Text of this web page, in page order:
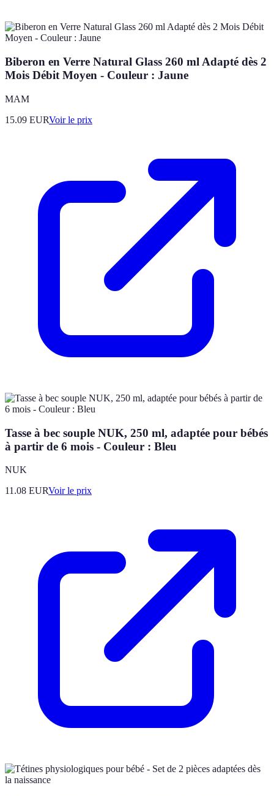
Biberon en Verre Natural Glass 260 ml Adapté dès 2
Mois Débit Moyen - Couleur : Jaune
MAM
15.09 EURVoir le prix
Tasse à bec souple NUK, 250 ml, adaptée pour bébés
à partir de 6 mois - Couleur : Bleu
NUK
11.08 EURVoir le prix